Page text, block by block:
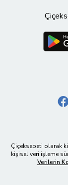
Çiçeksepeti olarak
kişisel veri işleme
Verilerin